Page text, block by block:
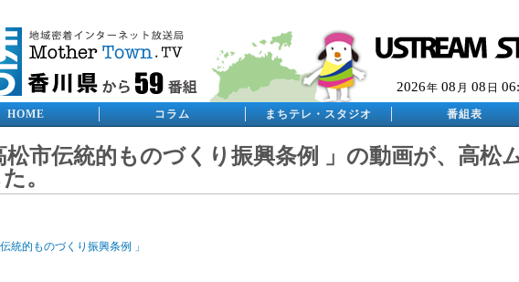
2026年 08 月 08 日
HOME コラム まちテレ・スタジオ 番組表
松市伝統的ものづくり振興条例 」の動画が、高
。
伝統的ものづくり振興条例 」